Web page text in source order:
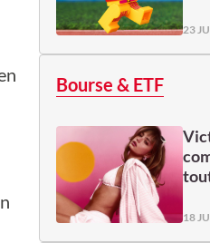
23
Bourse & ETF
18